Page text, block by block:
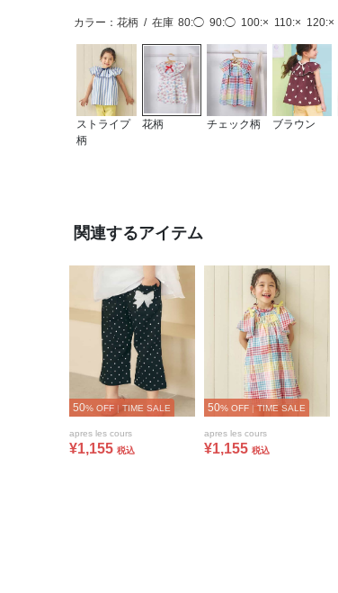
カラー：花柄 / 在庫 80:◯ 90:◯ 100:× 110:× 120:×
ストライプ
柄
花柄 チェック柄 ブラウン
関連するアイテム
50% OFF | TIME SALE
apres les cours
¥1,155 税込
50% OFF | TIME SALE
apres les cours
¥1,155 税込